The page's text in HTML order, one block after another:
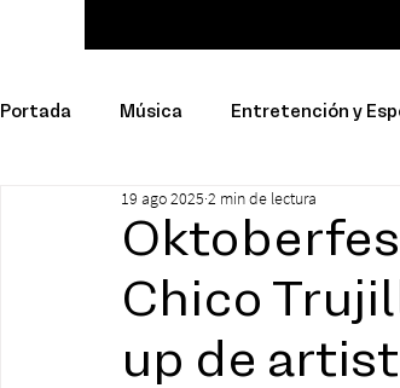
Portada Música Entretención y
Productos y Marcas
Chico
up de
19 ago 2025 2 min de lectura